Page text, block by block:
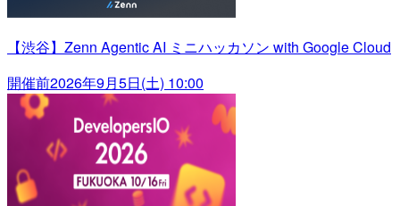
【渋谷】Zenn Agentic AI ミニハッカソン with Google Cloud
開催前2026年9月5日(土) 10:00